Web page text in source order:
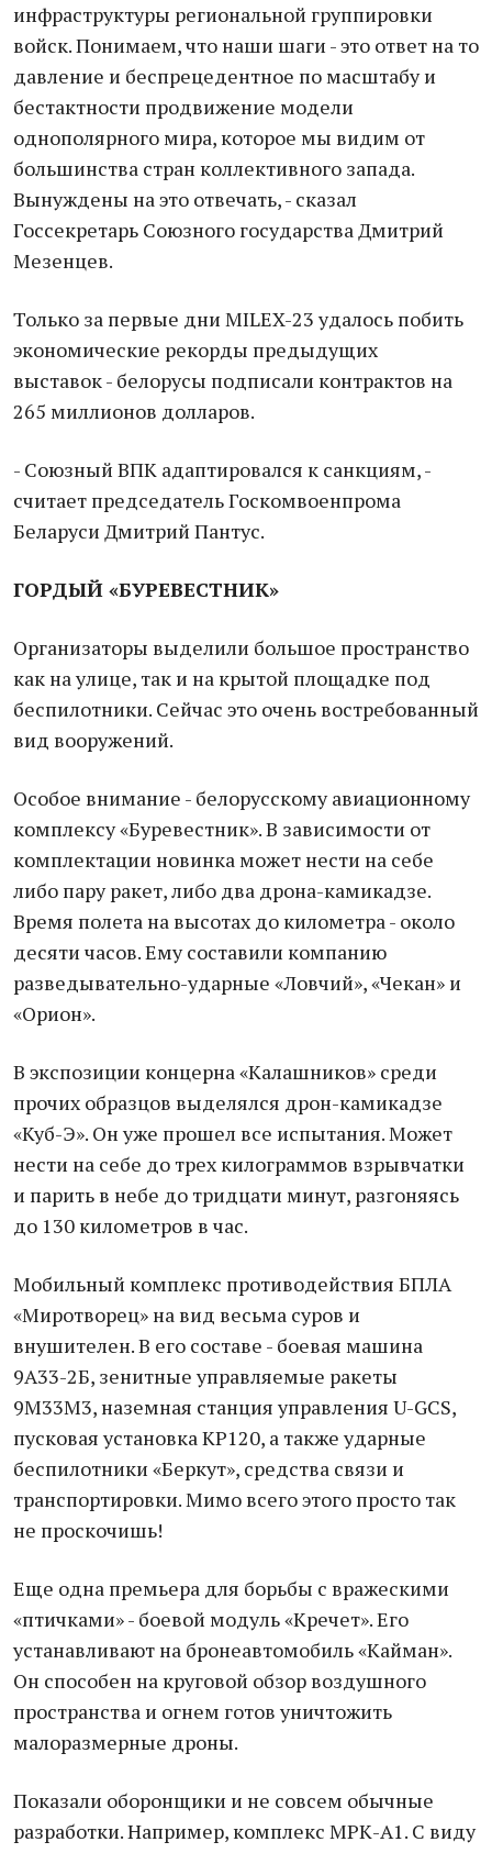
инфраструктуры региональной группировки
войск. Понимаем, что наши шаги - это ответ на то
давление и беспрецедентное по масштабу и
бестактности продвижение модели
однополярного мира, которое мы видим от
большинства стран коллективного запада.
Вынуждены на это отвечать, - сказал
Госсекретарь Союзного государства Дмитрий
Мезенцев.
Только за первые дни MILEX-23 удалось побить
экономические рекорды предыдущих
выставок - белорусы подписали контрактов на
265 миллионов долларов.
- Союзный ВПК адаптировался к санкциям, -
считает председатель Госкомвоенпрома
Беларуси Дмитрий Пантус.
ГОРДЫЙ «БУРЕВЕСТНИК»
Организаторы выделили большое пространство
как на улице, так и на крытой площадке под
беспилотники. Сейчас это очень востребованный
вид вооружений.
Особое внимание - белорусскому авиационному
комплексу «Буревестник». В зависимости от
комплектации новинка может нести на себе
либо пару ракет, либо два дрона-камикадзе.
Время полета на высотах до километра - около
десяти часов. Ему составили компанию
разведывательно-ударные «Ловчий», «Чекан» и
«Орион».
В экспозиции концерна «Калашников» среди
прочих образцов выделялся дрон-камикадзе
«Куб-Э». Он уже прошел все испытания. Может
нести на себе до трех килограммов взрывчатки
и парить в небе до тридцати минут, разгоняясь
до 130 километров в час.
Мобильный комплекс противодействия БПЛА
«Миротворец» на вид весьма суров и
внушителен. В его составе - боевая машина
9А33-2Б, зенитные управляемые ракеты
9М33М3, наземная станция управления U-GCS,
пусковая установка КР120, а также ударные
беспилотники «Беркут», средства связи и
транспортировки. Мимо всего этого просто так
не проскочишь!
Еще одна премьера для борьбы с вражескими
«птичками» - боевой модуль «Кречет». Его
устанавливают на бронеавтомобиль «Кайман».
Он способен на круговой обзор воздушного
пространства и огнем готов уничтожить
малоразмерные дроны.
Показали оборонщики и не совсем обычные
разработки. Например, комплекс МРК-А1. С виду